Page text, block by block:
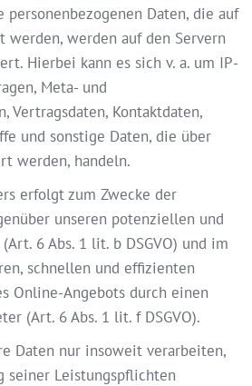
personenbezogenen Daten, die auf
werden, werden auf den Servern
Hierbei kann es sich v. a. um IP-
Meta- und
Vertragsdaten, Kontaktdaten,
und sonstige Daten, die über
werden, handeln.
erfolgt zum Zwecke der
unseren potenziellen und
6 Abs. 1 lit. b DSGVO) und im
schnellen und effizienten
Online-Angebots durch einen
(Art. 6 Abs. 1 lit. f DSGVO).
Daten nur insoweit verarbeiten,
seiner Leistungspflichten